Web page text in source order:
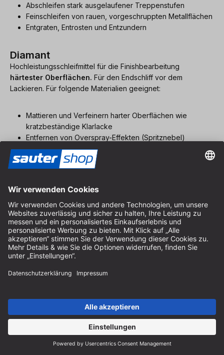
Abschleifen stark ausgelaufener Treppenstufen
Feinschleifen von rauen, vorgeschruppten Metallflächen
Entgraten, Entrosten und Entzundern
Diamant
Hochleistungsschleifmittel für die Finishbearbeitung
härtester Oberflächen. Für den Endschliff vor dem
Lackieren. Für folgende Materialien geeignet:
Mattieren und Verfeinern harter Oberflächen wie
kratzbeständige Klarlacke
Entfernen von Overspray-Effekten (Spritznebel)
Füller
Hochleistungsschleifmittel für die
Finish-Schliff zur Poliervorbereitung ab Korn 600. Für
folgende Materialien geeignet:
Mineralwerkstoffe wie Corian, Varicor, Cristalan
Acrylglas, Plexiglas
PUR-Hochglanzlacke
Vlies
Hochleistungsschleifmittel zum Anschleifen, Aufrauen,
Reinigen, Entfetten und Mattieren vonHolzwerkstoffen,